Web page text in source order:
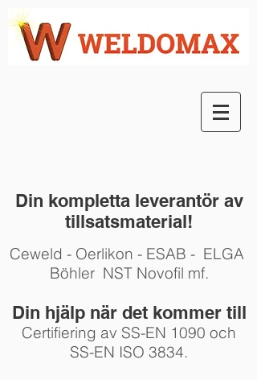
Din kompletta leverantör av
tillsatsmaterial!
Ceweld - Oerlikon - ESAB - ELGA
Böhler NST Novofil mf.
Din hjälp när det kommer till
Certifiering av SS-EN 1090 och
SS-EN ISO 3834.